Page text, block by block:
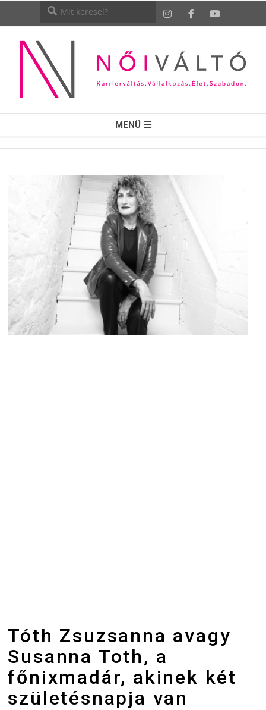
NŐI
VÁLTÓ
MENÜ
Tóth Zsuzsanna avagy
Susanna Toth, a
főnixmadár, akinek két
születésnapja van